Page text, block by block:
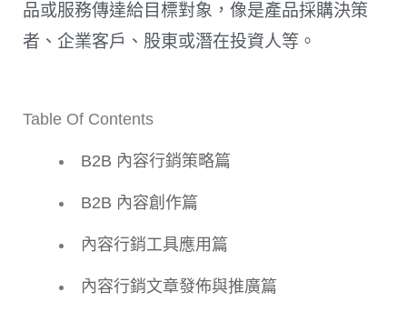
品或服務傳達給目標對象，像是產品採購決策
者、企業客戶、股東或潛在投資人等。
Table Of Contents
B2B 內容行銷策略篇
B2B 內容創作篇
內容行銷工具應用篇
內容行銷文章發佈與推廣篇